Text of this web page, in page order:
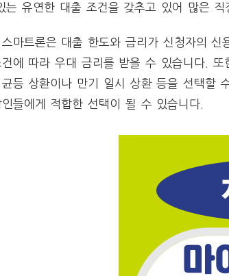
는 유연한 대출 조건을 갖추고 있어 많은 직
마트론은 대출 한도와 금리가 신청자의
에 따라 우대 금리를 받을 수 있습니다.
등 상환이나 만기 일시 상환 등을 선택할
들에게 적합한 선택이 될 수 있습니다.